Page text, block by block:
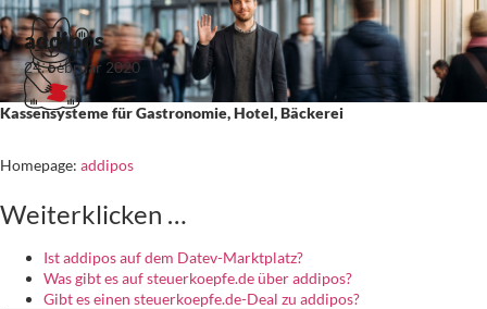
addipos
24. Februar 2020
Kassensysteme für Gastronomie, Hotel, Bäckerei
Homepage: addipos
Weiterklicken …
Ist addipos auf dem Datev-Marktplatz?
Was gibt es auf steuerkoepfe.de über addipos?
Gibt es einen steuerkoepfe.de-Deal zu addipos?